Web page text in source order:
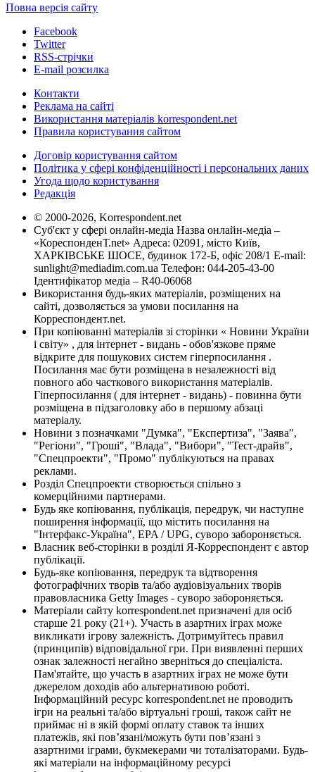
Повна версія сайту
Facebook
Twitter
RSS-стрічки
E-mail розсилка
Контакти
Реклама на сайті
Використання матеріалів korrespondent.net
Правила користування сайтом
Договір користування сайтом
Політика у сфері конфіденційності і персональних даних
Угода щодо користування
Редакція
© 2000-2026, Korrespondent.net
Суб'єкт у сфері онлайн-медіа Назва онлайн-медіа –
«КореспонденТ.net» Адреса: 02091, місто Київ,
ХАРКІВСЬКЕ ШОСЕ, будинок 172-Б, офіс 208/1 E-mail:
sunlight@mediadim.com.ua Телефон: 044-205-43-00
Ідентифікатор медіа – R40-06068
Використання будь-яких матеріалів, розміщених на
сайті, дозволяється за умови посилання на
Корреспондент.net.
При копіюванні матеріалів зі сторінки « Новини України
і світу» , для інтернет - видань - обов'язкове пряме
відкрите для пошукових систем гіперпосилання .
Посилання має бути розміщена в незалежності від
повного або часткового використання матеріалів.
Гіперпосилання ( для інтернет - видань) - повинна бути
розміщена в підзаголовку або в першому абзаці
матеріалу.
Новини з позначками "Думка", "Експертиза", "Заява",
"Регіони", "Гроші", "Влада", "Вибори", "Тест-драйв",
"Спецпроекти", "Промо" публікуються на правах
реклами.
Розділ Спецпроекти створюється спільно з
комерційними партнерами.
Будь яке копіювання, публікація, передрук, чи наступне
поширення інформації, що містить посилання на
"Інтерфакс-Україна", EPA / UPG, суворо забороняється.
Власник веб-сторінки в розділі Я-Корреспондент є автор
публікації.
Будь-яке копіювання, передрук та відтворення
фотографічних творів та/або аудіовізуальних творів
правовласника Getty Images - суворо забороняється.
Матеріали сайту korrespondent.net призначені для осіб
старше 21 року (21+). Участь в азартних іграх може
викликати ігрову залежність. Дотримуйтесь правил
(принципів) відповідальної гри. При виявленні перших
ознак залежності негайно зверніться до спеціаліста.
Пам'ятайте, що участь в азартних іграх не може бути
джерелом доходів або альтернативою роботі.
Інформаційний ресурс korrespondent.net не проводить
ігри на реальні та/або віртуальні гроші, також сайт не
приймає ні в якій формі оплату ставок та інших
платежів, які пов’язані/можуть бути пов’язані з
азартними іграми, букмекерами чи тоталізаторами. Будь-
які матеріали на інформаційному ресурсі